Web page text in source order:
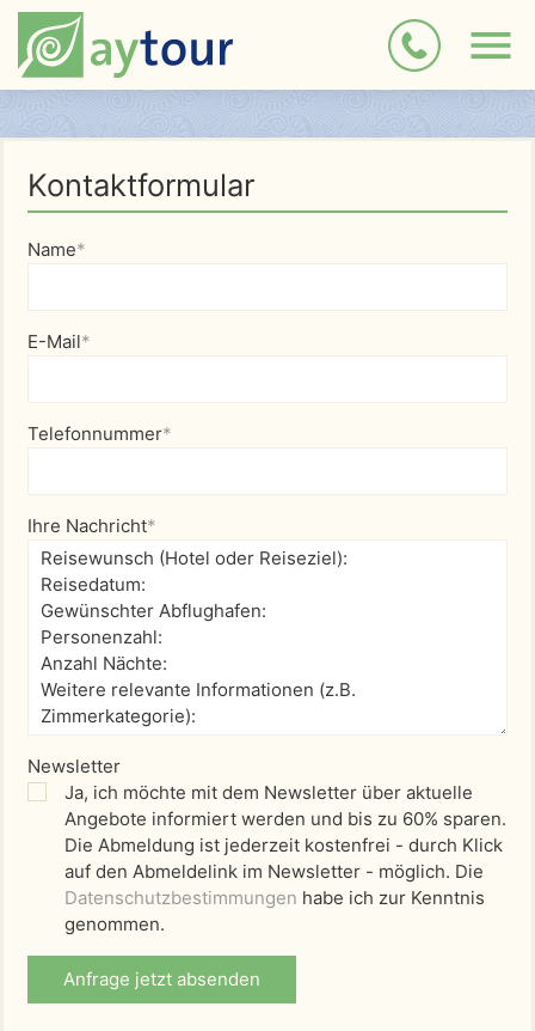
Kontaktformular
Name*
E-Mail*
Telefonnummer*
Ihre Nachricht*
Newsletter
Ja, ich möchte mit dem Newsletter über aktuelle
Angebote informiert werden und bis zu 60% sparen.
Die Abmeldung ist jederzeit kostenfrei - durch Klick
auf den Abmeldelink im Newsletter - möglich. Die
Datenschutzbestimmungen habe ich zur Kenntnis
genommen.
Anfrage jetzt absenden